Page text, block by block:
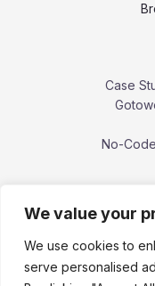
We value your
We use cookies to
serve personalised
Case
No-